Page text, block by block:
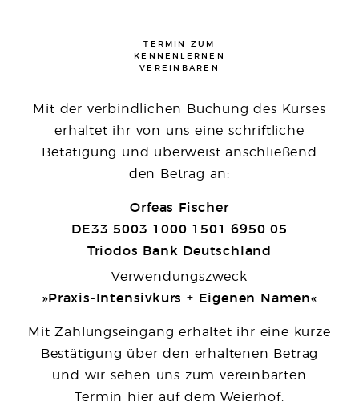
TERMIN ZUM
KENNENLERNEN
VEREINBAREN
Mit der verbindlichen Buchung des Kurses
erhaltet ihr von uns eine schriftliche
Betätigung und überweist anschließend
den Betrag an:
Orfeas Fischer
DE33 5003 1000 1501 6950 05
Triodos Bank Deutschland
Verwendungszweck
»Praxis-Intensivkurs + Eigenen Namen«
Mit Zahlungseingang erhaltet ihr eine kurze
Bestätigung über den erhaltenen Betrag
und wir sehen uns zum vereinbarten
Termin hier auf dem Weierhof.